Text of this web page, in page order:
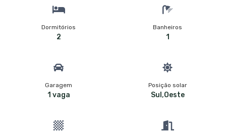
Dormitórios
2
Banheiros
1
Garagem
1 vaga
Posição solar
Sul,Oeste